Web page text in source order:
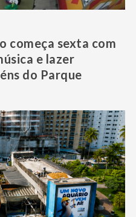
começa sexta com
e lazer
do Parque